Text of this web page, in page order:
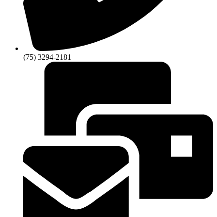
(75) 3294-2181